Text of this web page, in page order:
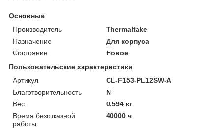
Основные
Производитель
Thermaltake
Назначение
Для корпуса
Состояние
Новое
Пользовательские характеристики
Артикул
CL-F153-PL12SW-A
Благотворительность
N
Вес
0.594 кг
Время безотказной
работы
40000 ч